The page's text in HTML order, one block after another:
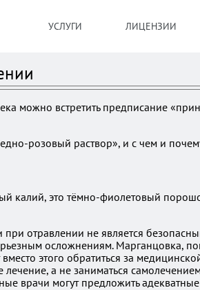
УСЛУГИ ЛИЦЕНЗИИ
можно встретить предписание
розовый раствор», и с чем и
калий, это тёмно-фиолетовый
отравлении не является
осложнениям. Марганцовка,
этого обратиться за
лечение, а не заниматься
врачи могут предложить